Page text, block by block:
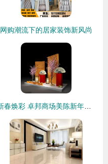
网购潮流下的居家装饰新风尚